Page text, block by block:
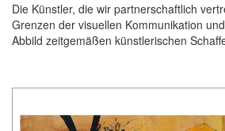
Die Künstler, die wir partnerschaftlich
Grenzen der visuellen Kommunikation
Abbild zeitgemäßen künstlerischen